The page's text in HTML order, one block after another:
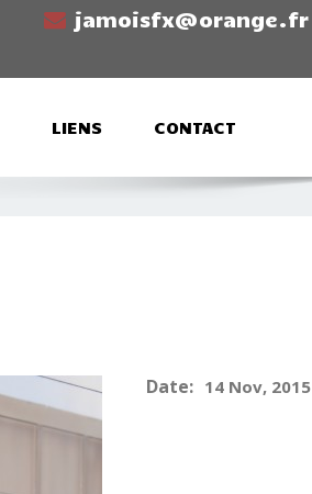
jamoisfx@orange.fr
LIENS CONTACT
Date: 14 Nov, 2015